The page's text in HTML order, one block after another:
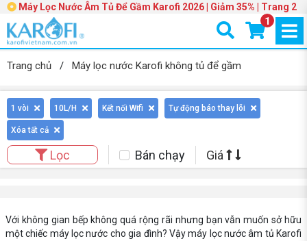
Máy Lọc Nước Âm Tủ Để Gầm Karofi 2026 | Giảm 35% | Trang 2
1
Trang chủ / Máy lọc nước Karofi không tủ để gầm
1 vòi 10L/H Kết nối Wifi Tự động báo thay lõi
Xóa tất cả
Lọc Bán chạy Giá
Với không gian bếp không quá rộng rãi nhưng bạn vẫn muốn sở hữu
một chiếc máy lọc nước cho gia đình? Vậy máy lọc nước âm tủ Karofi